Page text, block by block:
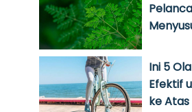
Ini 5
Efektif
ke Atas